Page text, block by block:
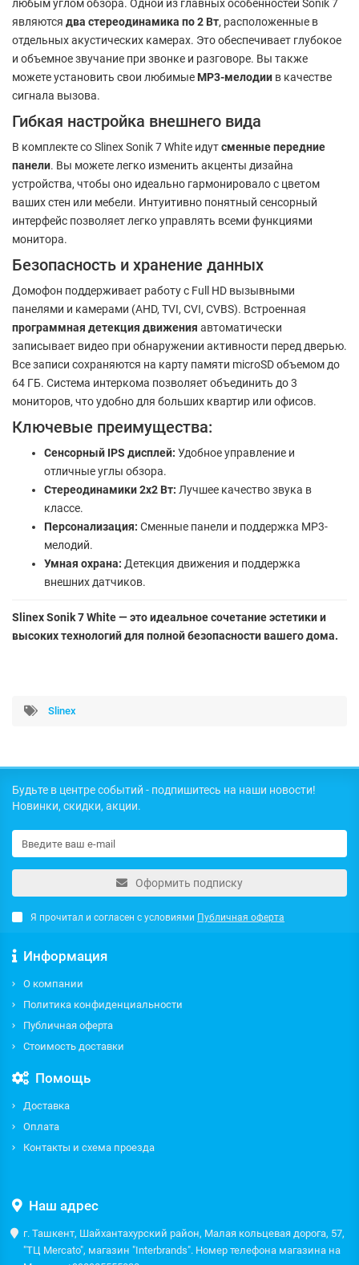
любым углом обзора. Одной из главных особенностей Sonik 7
являются два стереодинамика по 2 Вт, расположенные в
отдельных акустических камерах. Это обеспечивает глубокое
и объемное звучание при звонке и разговоре. Вы также
можете установить свои любимые MP3-мелодии в качестве
сигнала вызова.
Гибкая настройка внешнего вида
В комплекте со Slinex Sonik 7 White идутсменные передние
панели. Вы можете легко изменить акценты дизайна
устройства, чтобы оно идеально гармонировало с цветом
ваших стен или мебели. Интуитивно понятный сенсорный
интерфейс позволяет легко управлять всеми функциями
монитора.
Безопасность и хранение данных
Домофон поддерживает работу с Full HD вызывными
панелями и камерами (AHD, TVI, CVI, CVBS). Встроенная
программная детекция движения автоматически
записывает видео при обнаружении активности перед дверью.
Все записи сохраняются на карту памяти microSD объемом до
64 ГБ. Система интеркома позволяет объединить до 3
мониторов, что удобно для больших квартир или офисов.
Ключевые преимущества:
Сенсорный IPS дисплей: Удобное управление и
отличные углы обзора.
Стереодинамики 2х2 Вт: Лучшее качество звука в
классе.
Персонализация: Сменные панели и поддержка MP3-
мелодий.
Умная охрана: Детекция движения и поддержка
внешних датчиков.
Slinex Sonik 7 White — это идеальное сочетание эстетики и
высоких технологий для полной безопасности вашего дома.
Slinex
Будьте в центре событий - подпишитесь на наши новости!
Новинки, скидки, акции.
Оформить подписку
Я прочитал и согласен с условиями Публичная оферта
Информация
О компании
Политика конфиденциальности
Публичная оферта
Стоимость доставки
Помощь
Доставка
Оплата
Контакты и схема проезда
Наш адрес
г. Ташкент, Шайхантахурский район, Малая кольцевая дорога, 57,
"ТЦ Mercato", магазин "Interbrands". Номер телефона магазина на